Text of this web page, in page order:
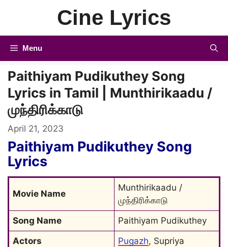
Cine Lyrics
Menu
Paithiyam Pudikuthey Song
Lyrics in Tamil | Munthirikaadu /
முந்திரிக்காடு
April 21, 2023
Paithiyam Pudikuthey Song
Lyrics
Movie Name
Munthirikaadu /
முந்திரிக்காடு
Song Name
Paithiyam Pudikuthey
Actors
Pugazh, Supriya